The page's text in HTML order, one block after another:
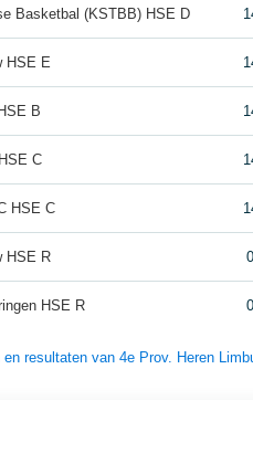
Basketbal (KSTBB) HSE D
HSE E
B
C
HSE C
HSE R 0
HSE R 0
resultaten van 4e Prov. Heren